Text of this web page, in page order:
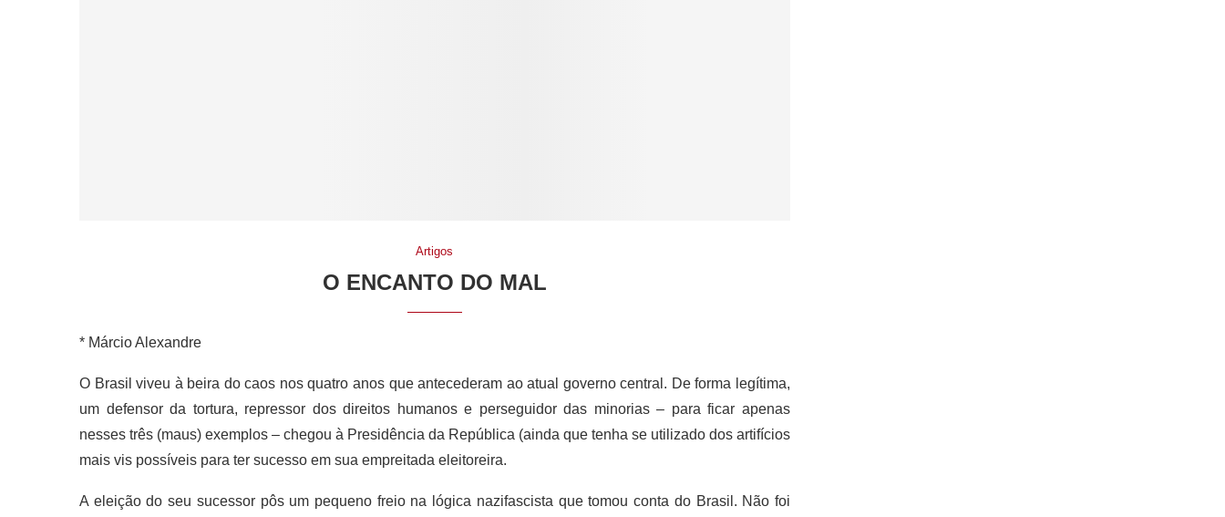
Artigos
O ENCANTO DO MAL
* Márcio Alexandre
O Brasil viveu à beira do caos nos quatro anos que antecederam ao atual governo central. De forma legítima,
um defensor da tortura, repressor dos direitos humanos e perseguidor das minorias – para ficar apenas
nesses três (maus) exemplos – chegou à Presidência da República (ainda que tenha se utilizado dos artifícios
mais vis possíveis para ter sucesso em sua empreitada eleitoreira.
A eleição do seu sucessor pôs um pequeno freio na lógica nazifascista que tomou conta do Brasil. Não foi